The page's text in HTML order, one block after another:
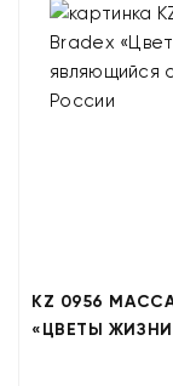
KZ 0956
«ЦВЕТЫ